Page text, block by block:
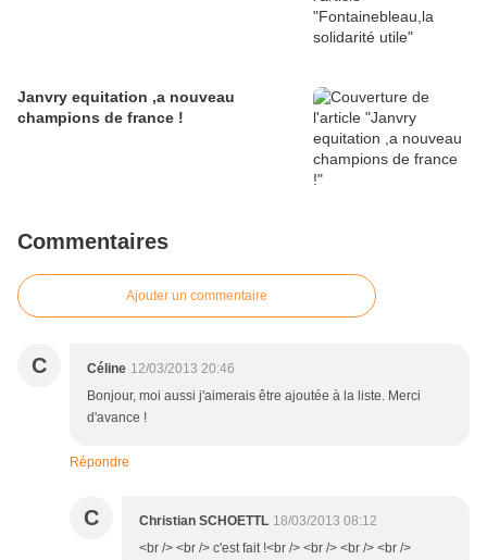
Janvry equitation ,a nouveau
champions de france !
Commentaires
Ajouter un commentaire
C Céline 12/03/2013 20:46
Bonjour, moi aussi j'aimerais être ajoutée à la liste. Merci
d'avance !
Répondre
C Christian SCHOETTL 18/03/2013 08:12
<br /> <br /> c'est fait !<br /> <br /> <br /> <br />